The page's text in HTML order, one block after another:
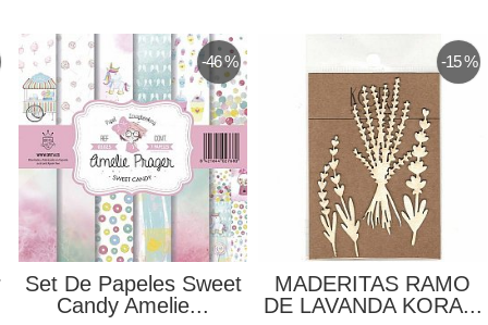
-15 %
Shaker
Perforadora Coche De
Bebé 1,5" Oh...
Cartulina O